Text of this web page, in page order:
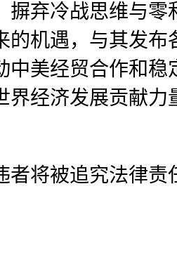
弃冷战思维与
机遇，与其发布
美经贸合作和
经济发展贡献力
将被追究法律责